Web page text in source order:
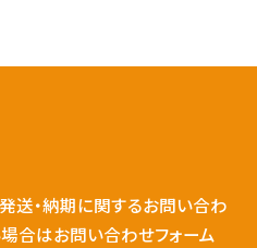
送・納期に関するお問い合わ
合はお問い合わせフォーム